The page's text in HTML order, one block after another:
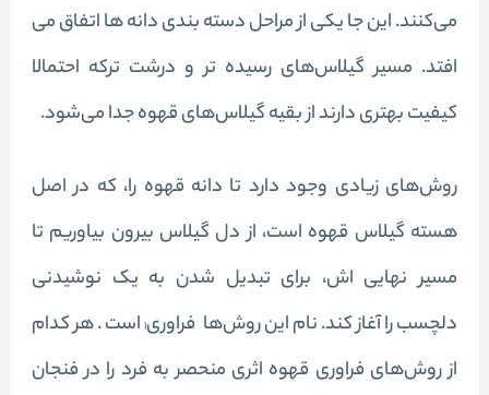
می‌کنند. این جا یکی از مراحل دسته بندی دانه ها اتفاق می
افتد. مسیر گیلاس‌های رسیده تر و درشت ترکه احتمالا
کیفیت بهتری دارند از بقیه گیلاس‌های قهوه جدا می‌شود.
روش‌های زیادی وجود دارد تا دانه قهوه را، که در اصل
هسته گیلاس قهوه است، از دل گیلاس بیرون بیاوریم تا
مسیر نهایی اش، برای تبدیل شدن به یک نوشیدنی
دلچسب را آغاز کند. نام این روش‌ها فراوری۱است . هر کدام
از روش‌های فراوری قهوه اثری منحصر به فرد را در فنجان